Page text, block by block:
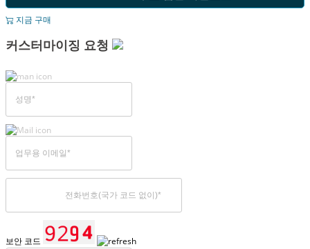
지금 구매
커스터마이징 요청
보안 코드